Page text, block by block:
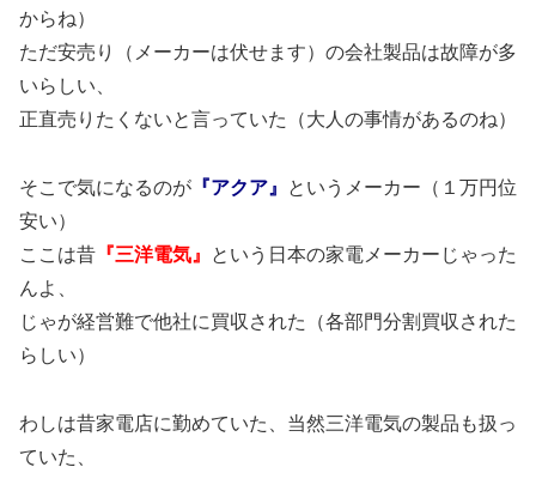
からね）
ただ安売り（メーカーは伏せます）の会社製品は故障が多
いらしい、
正直売りたくないと言っていた（大人の事情があるのね）
そこで気になるのが 『アクア』
というメーカー（１万円位
安い）
ここは昔 『三洋電気』
という日本の家電メーカーじゃった
んよ、
じゃが経営難で他社に買収された（各部門分割買収された
らしい）
わしは昔家電店に勤めていた、当然三洋電気の製品も扱っ
ていた、